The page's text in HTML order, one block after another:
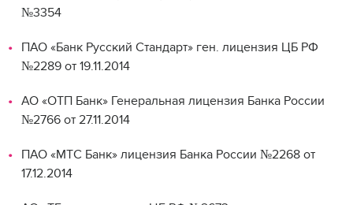
№3354
ПАО «Банк Русский Стандарт» ген. лицензия ЦБ РФ
№2289 от 19.11.2014
АО «ОТП Банк» Генеральная лицензия Банка России
№2766 от 27.11.2014
ПАО «МТС Банк» лицензия Банка России №2268 от
17.12.2014